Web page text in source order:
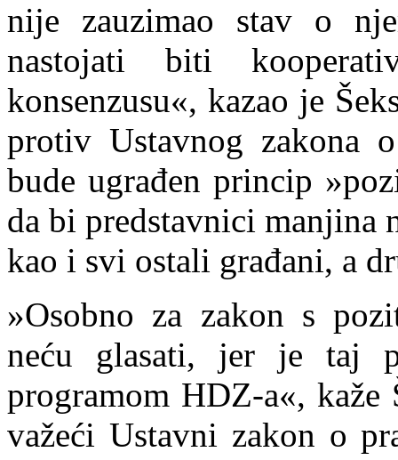
nije zauzimao stav o
nastojati biti
konsenzusu«, kazao je
protiv Ustavnog zakona
bude ugrađen princip
da bi predstavnici manjina
kao i svi ostali građani, a
»Osobno za zakon s
neću glasati, jer je taj
programom HDZ-a«, kaže
važeći Ustavni zakon o